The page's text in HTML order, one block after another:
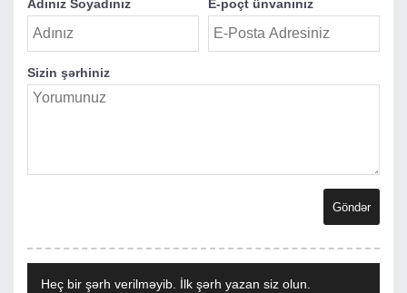
Adınız Soyadınız E-poçt ünvanınız
Sizin şərhiniz
Heç bir şərh verilməyib. İlk şərh yazan siz olun.